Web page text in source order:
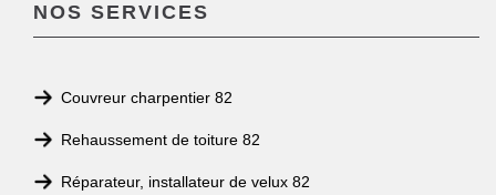
NOS SERVICES
Couvreur charpentier 82
Rehaussement de toiture 82
Réparateur, installateur de velux 82